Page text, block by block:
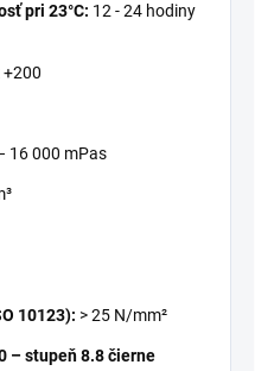
pri 23°C: 12 - 24 hodiny
+200
16 000 mPas
10123): > 25 N/mm²
– stupeň 8.8 čierne